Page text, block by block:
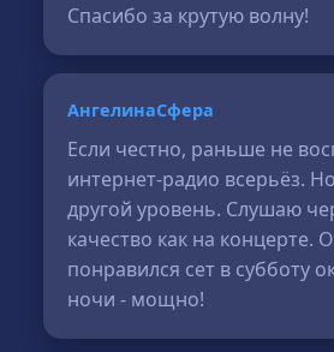
Спасибо за крутую волну!
АнгелинаСфера
Если честно, раньше не
интернет-радио всерьёз.
другой уровень. Слушаю
качество как на концерте.
понравился сет в субботу
ночи - мощно!